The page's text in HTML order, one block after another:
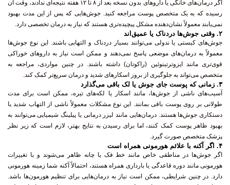
اگر درمان‌های خانگی یا داروهای بدون نسخه بعد از ۸ تا ۱۲ هفته نتیجه‌ای ندادند، وقت آن
رسیده که به یک متخصص پوست مراجعه کنید. جوش‌هایی که پس از این مدت بهبود
نمی‌یابند معمولاً نشان‌دهنده مشکل پیچیده‌تری هستند که نیاز به درمان تخصصی دارد.
۲. وقتی جوش‌ها دردناک یا عمیق‌اند
جوش‌های کیستی یا ندولی می‌توانند بسیار دردناک و التهابی باشند. این نوع جوش‌ها
معمولاً به درمان‌های موضعی پاسخ نمی‌دهند و ممکن است نیاز به داروهای خوراکی
قوی‌تری مانند ایزوترتینوئین (راکوتان) داشته باشند. در چنین مواردی، مراجعه به
متخصص می‌تواند به جلوگیری از بروز اسکارهای شدید و درمان سریع‌تر کمک کند.
۳. زمانی که پوست جای جوش یا لک باقی می‌گذارد
آسیب‌های ناشی از جوش‌ها، مانند اسکار یا لکه‌های تیره، ممکن است برای مدت
طولانی بر روی پوست باقی بمانند. این نوع مشکلات معمولاً ناشی از التهاب شدید یا
دستکاری جوش‌ها هستند. درمان‌هایی مانند لیزر درمانی یا پیلینگ شیمیایی می‌توانند به
بهبود ظاهر پوست کمک کنند، اما برای رسیدن به نتایج بهتر، لازم است که زیر نظر
پزشک متخصص صورت گیرد.
۴. اگر آکنه با علائم هورمونی همراه است
اگر جوش‌ها در مناطقی خاص مانند خط فک یا چانه ظاهر می‌شوند و با تغییرات
هورمونی مانند دوره قاعدگی یا بارداری همراه هستند، احتمالاً آکنه شما زمینه هورمونی
دارد. در چنین شرایطی، ممکن است نیاز به درمان‌هایی برای تنظیم هورمون‌ها باشد.
مشاوره با متخصص پوست یا حتی یک متخصص غدد درون‌ریز می‌تواند به شناسایی علت